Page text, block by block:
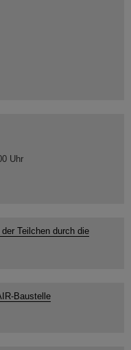
Uhr
Teilchen durch die
Baustelle